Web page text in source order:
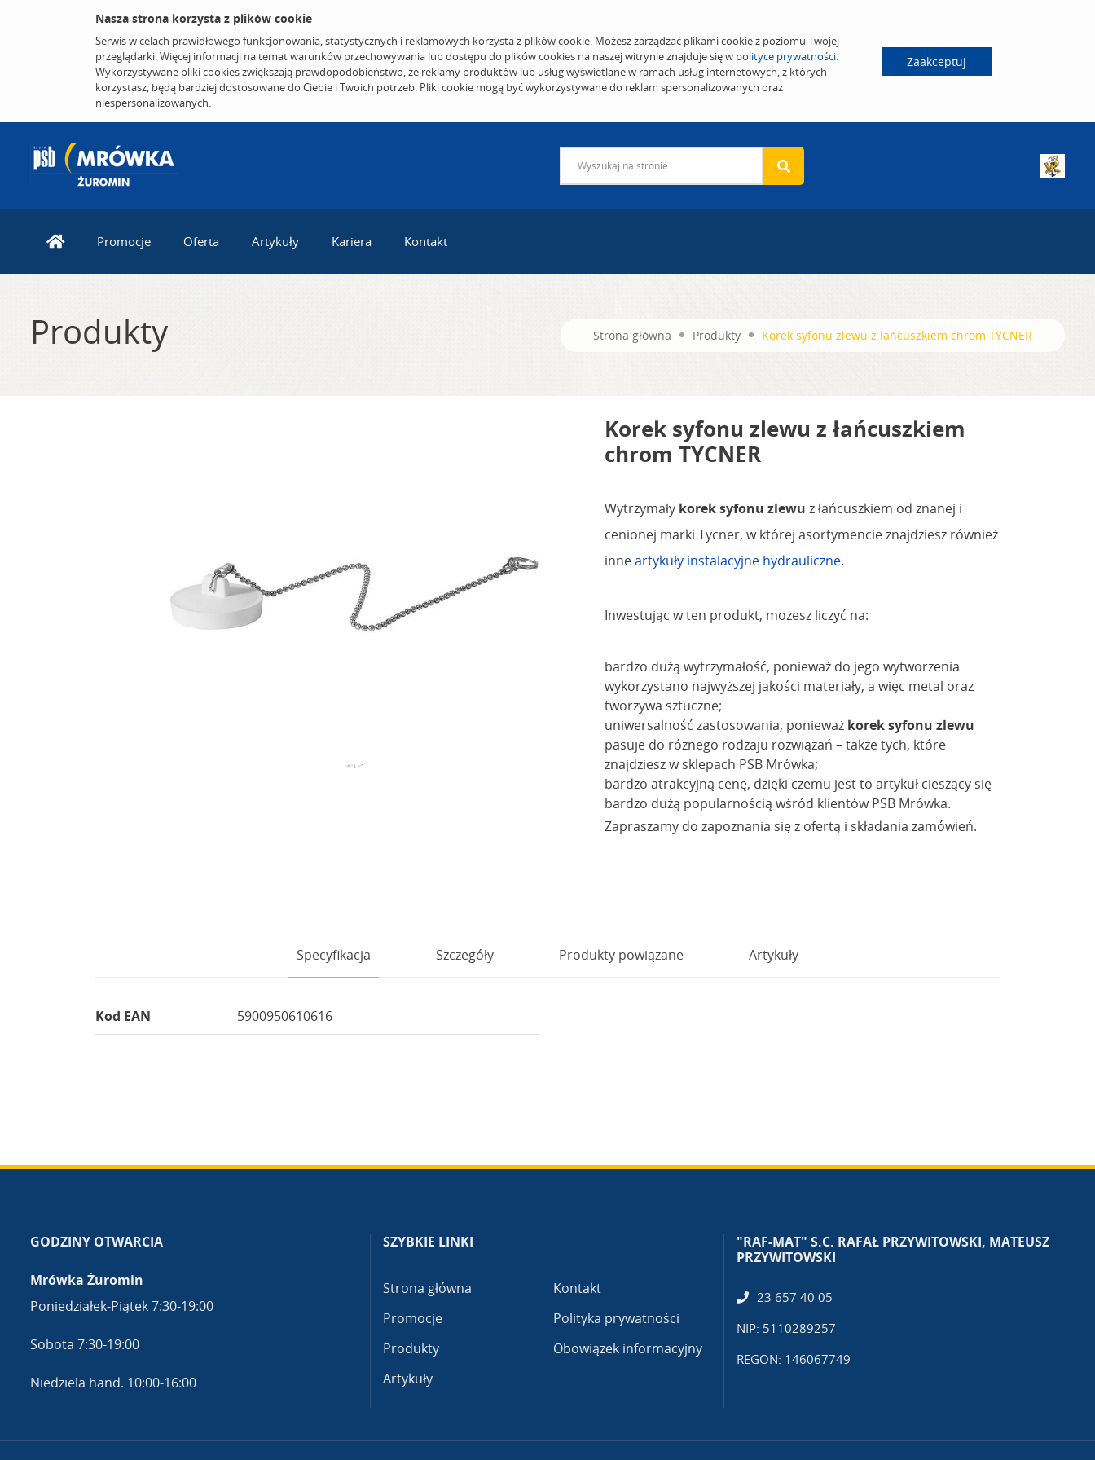
Nasza strona korzysta z plików cookie
Serwis w celach prawidłowego funkcjonowania, statystycznych i reklamowych korzysta z plików cookie. Możesz zarządzać plikami cookie z poziomu Twojej
przeglądarki. Więcej informacji na temat warunków przechowywania lub dostępu do plików cookies na naszej witrynie znajduje się w polityce prywatności.
Wykorzystywane pliki cookies zwiększają prawdopodobieństwo, że reklamy produktów lub usług wyświetlane w ramach usług internetowych, z których
korzystasz, będą bardziej dostosowane do Ciebie i Twoich potrzeb. Pliki cookie mogą być wykorzystywane do reklam spersonalizowanych oraz
niespersonalizowanych.
Zaakceptuj
Promocje Oferta Artykuły Kariera Kontakt
Produkty Strona główna Produkty Korek syfonu zlewu z łańcuszkiem chrom TYCNER
Korek syfonu zlewu z łańcuszkiem
chrom TYCNER
Wytrzymały korek syfonu zlewu z łańcuszkiem od znanej i
cenionej marki Tycner, w której asortymencie znajdziesz również
inneartykuły instalacyjne hydrauliczne.
Inwestując w ten produkt, możesz liczyć na:
bardzo dużą wytrzymałość, ponieważ do jego wytworzenia
wykorzystano najwyższej jakości materiały, a więc metal oraz
tworzywa sztuczne;
uniwersalność zastosowania, ponieważ korek syfonu zlewu
pasuje do różnego rodzaju rozwiązań – także tych, które
znajdziesz w sklepach PSB Mrówka;
bardzo atrakcyjną cenę, dzięki czemu jest to artykuł cieszący się
bardzo dużą popularnością wśród klientów PSB Mrówka.
Zapraszamy do zapoznania się z ofertą i składania zamówień.
Specyfikacja Szczegóły Produkty powiązane Artykuły
Kod EAN 5900950610616
GODZINY OTWARCIA
Mrówka Żuromin
Poniedziałek-Piątek 7:30-19:00
Sobota 7:30-19:00
Niedziela hand. 10:00-16:00
SZYBKIE LINKI
Strona główna
Promocje
Produkty
Artykuły
Kontakt
Polityka prywatności
Obowiązek informacyjny
"RAF-MAT" S.C. RAFAŁ PRZYWITOWSKI, MATEUSZ
PRZYWITOWSKI
23 657 40 05
NIP: 5110289257
REGON: 146067749